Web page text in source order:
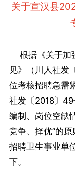
关于宣汉县
根据《关于加
见》（川人社发
位考核招聘急需
社发〔2018〕
编制、岗位空缺
竞争、择优”的
招聘卫生事业单
下。